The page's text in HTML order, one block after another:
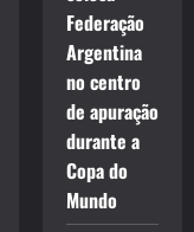
Federação
Argentina
no centro
de apuração
durante a
Copa do
Mundo